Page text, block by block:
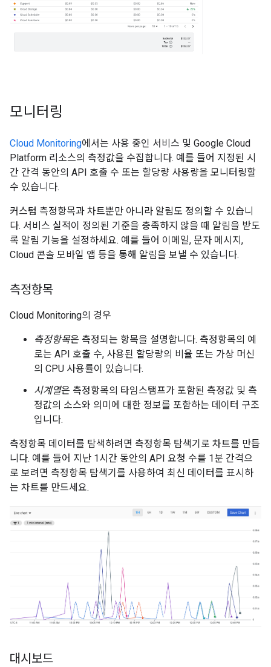
모니터링
Cloud Monitoring에서는 사용 중인 서비스 및 Google Cloud
Platform 리소스의 측정값을 수집합니다. 예를 들어 지정된 시
간 간격 동안의 API 호출 수 또는 할당량 사용량을 모니터링할
수 있습니다.
커스텀 측정항목과 차트뿐만 아니라 알림도 정의할 수 있습니
다. 서비스 실적이 정의된 기준을 충족하지 않을 때 알림을 받도
록 알림 기능을 설정하세요. 예를 들어 이메일, 문자 메시지,
Cloud 콘솔 모바일 앱 등을 통해 알림을 보낼 수 있습니다.
측정항목
Cloud Monitoring의 경우
측정항목은 측정되는 항목을 설명합니다. 측정항목의 예
로는 API 호출 수, 사용된 할당량의 비율 또는 가상 머신
의 CPU 사용률이 있습니다.
시계열은 측정항목의 타임스탬프가 포함된 측정값 및 측
정값의 소스와 의미에 대한 정보를 포함하는 데이터 구조
입니다.
측정항목 데이터를 탐색하려면 측정항목 탐색기로 차트를 만듭
니다. 예를 들어 지난 1시간 동안의 API 요청 수를 1분 간격으
로 보려면 측정항목 탐색기를 사용하여 최신 데이터를 표시하
는 차트를 만드세요.
대시보드